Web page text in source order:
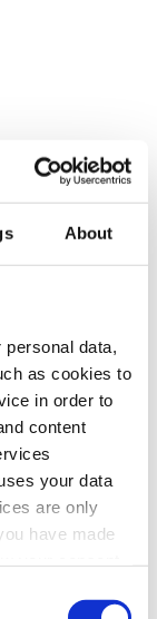
About
personal data,
as cookies to
in order to
content
your data
are only
have made
terwijl